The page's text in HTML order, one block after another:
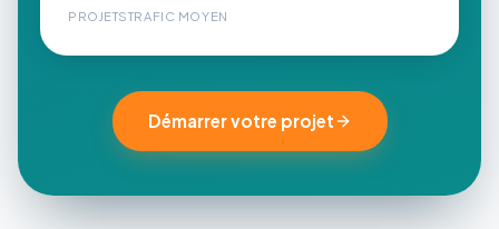
PROJETSTRAFIC MOYEN
Démarrer votre projet